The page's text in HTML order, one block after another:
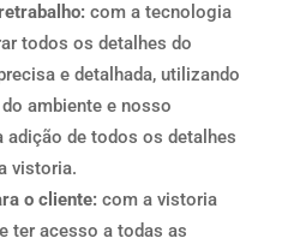
com a tecnologia
todos os detalhes do
e detalhada, utilizando
ambiente e nosso
adição de todos os detalhes
vistoria.
o cliente:com a vistoria
ter acesso a todas as